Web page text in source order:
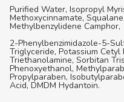
Purified Water, Isopropyl
Methoxycinnamate,
Methylbenzylidene Camphor,
2-Phenylbenzimidazole-5-
Triglyceride, Potassium
Triethanolamine, Sorbitan
Phenoxyethanol,
Propylparaben,
Acid, DMDM Hydantoin.